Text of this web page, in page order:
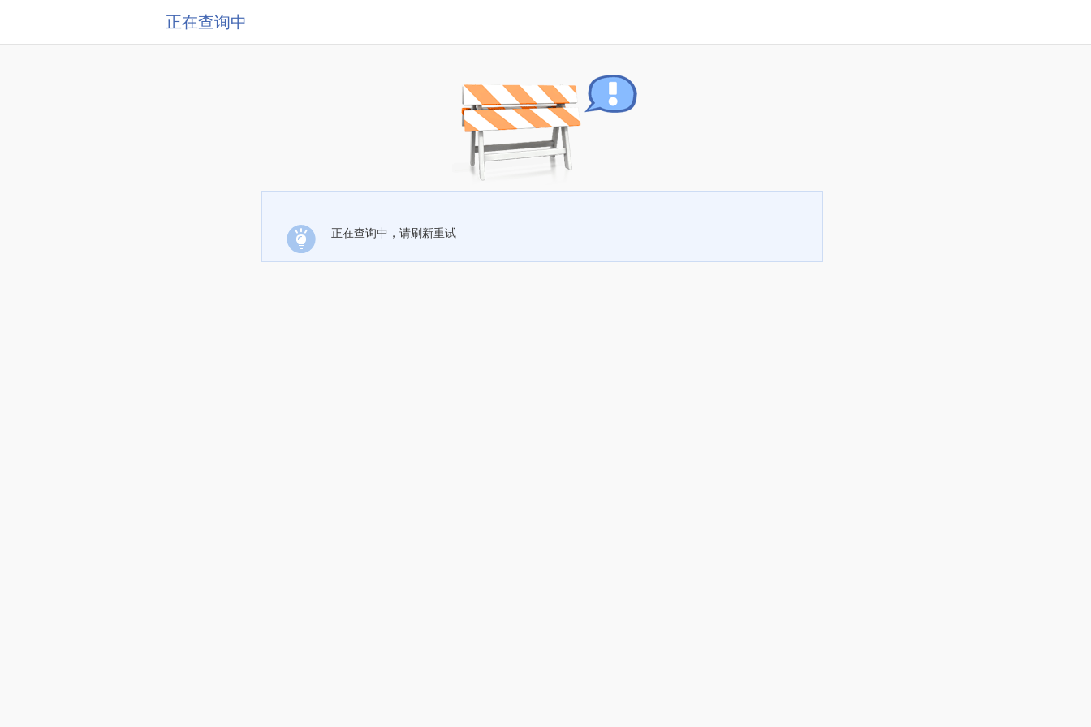
正在查询中
正在查询中，请刷新重试